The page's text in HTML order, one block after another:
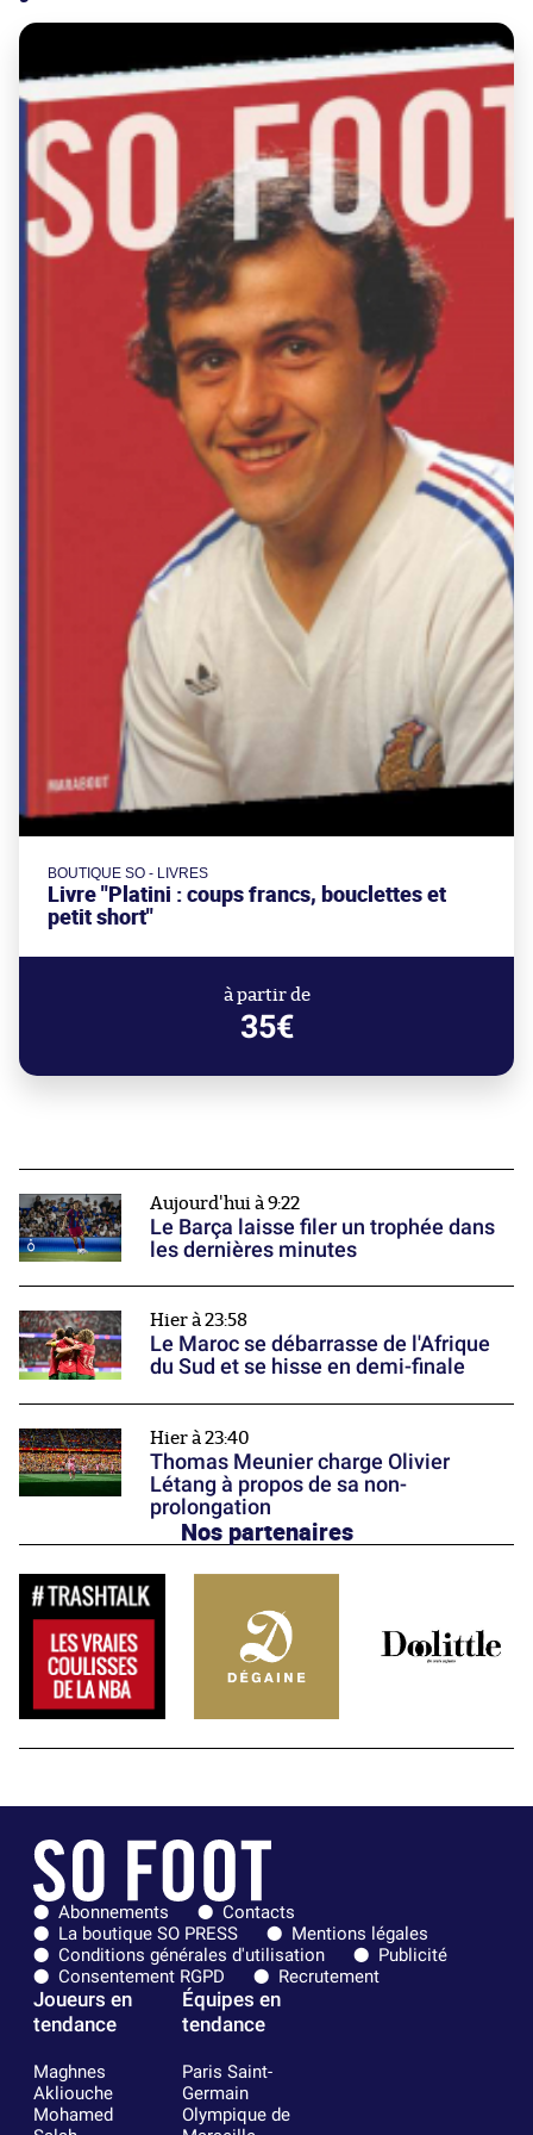
BOUTIQUE SO - LIVRES
Livre "Platini : coups francs, bouclettes et
petit short"
à partir de
35€
Aujourd'hui à 9:22
Le Barça laisse filer un trophée dans
les dernières minutes
Hier à 23:58
Le Maroc se débarrasse de l'Afrique
du Sud et se hisse en demi-finale
Hier à 23:40
Thomas Meunier charge Olivier
Létang à propos de sa non-
prolongation
Nos partenaires
Abonnements
Contacts
La boutique SO PRESS
Mentions légales
Conditions générales d'utilisation
Publicité
Consentement RGPD
Recrutement
Joueurs en
tendance
Maghnes
Akliouche
Mohamed
Équipes en
tendance
Paris Saint-
Germain
Olympique de